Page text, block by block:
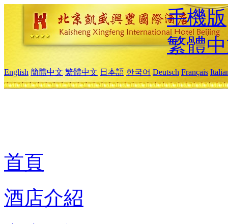
手機版
繁體
English 簡體中文 繁體中文 日本語 한국어 Deutsch Français
首頁
酒店介紹